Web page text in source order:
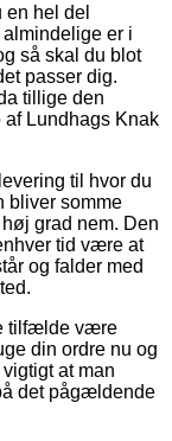
hel del
er i
så skal du blot
passer dig.
tillige den
af Lundhags Knak
til hvor du
bliver somme
grad nem. Den
tid være at
og falder med
tilfælde være
din ordre nu og
at man
det pågældende